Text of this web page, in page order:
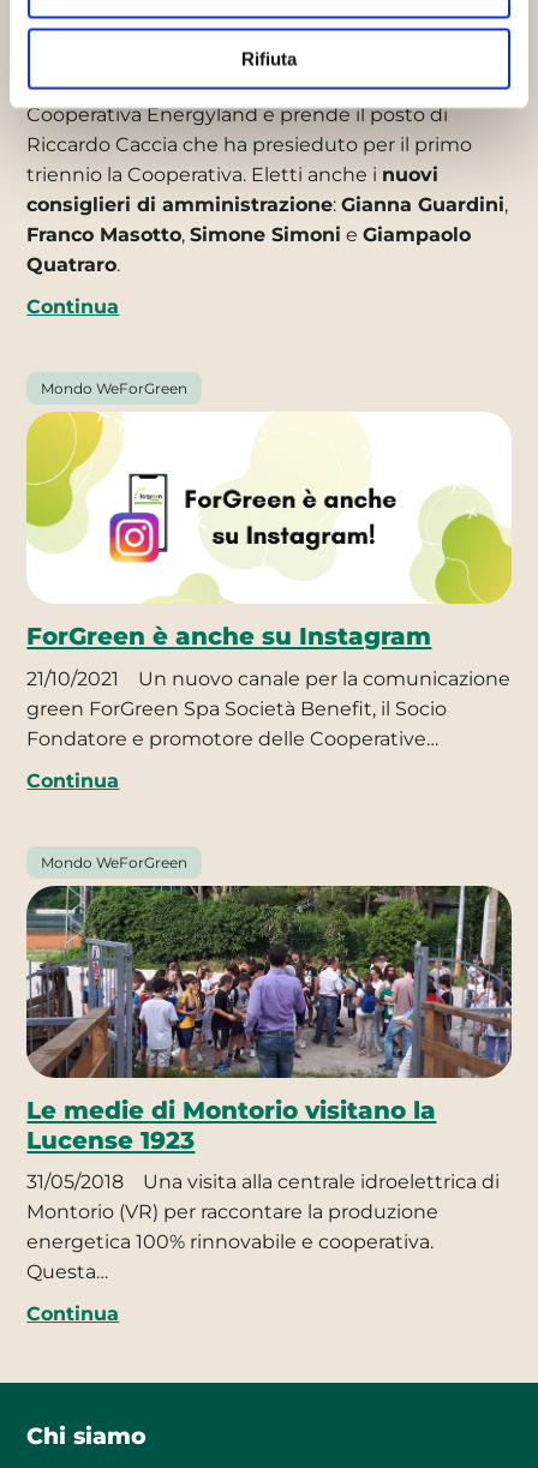
Rifiuta
realizzazione dell'impianto come ingegnere a
capo della rete d'impresa Energy&Life. Per tre anni
è stato consigliere d'amministrazione della
Cooperativa Energyland e prende il posto di
Riccardo Caccia che ha presieduto per il primo
triennio la Cooperativa. Eletti anche i nuovi
consiglieri di amministrazione:Gianna Guardini,
Franco Masotto,Simone Simoni eGiampaolo
Quatraro.
Continua
Mondo WeForGreen
ForGreen è anche su Instagram
21/10/2021
Un nuovo canale per la comunicazione
green ForGreen Spa Società Benefit, il Socio
Fondatore e promotore delle Cooperative…
Continua
Mondo WeForGreen
Le medie di Montorio visitano la
Lucense 1923
31/05/2018
Una visita alla centrale idroelettrica di
Montorio (VR) per raccontare la produzione
energetica 100% rinnovabile e cooperativa.
Questa…
Continua
Chi siamo